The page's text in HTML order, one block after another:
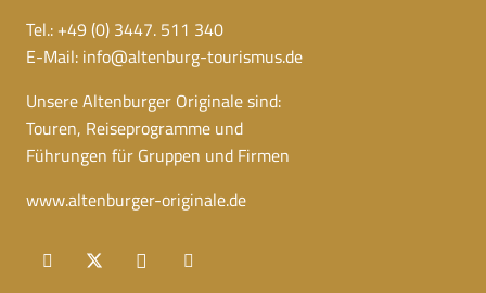
Tel.: +49 (0) 3447. 511 340
E-Mail: info@altenburg-tourismus.de
Unsere Altenburger Originale sind:
Touren, Reiseprogramme und
Führungen für Gruppen und Firmen
www.altenburger-originale.de